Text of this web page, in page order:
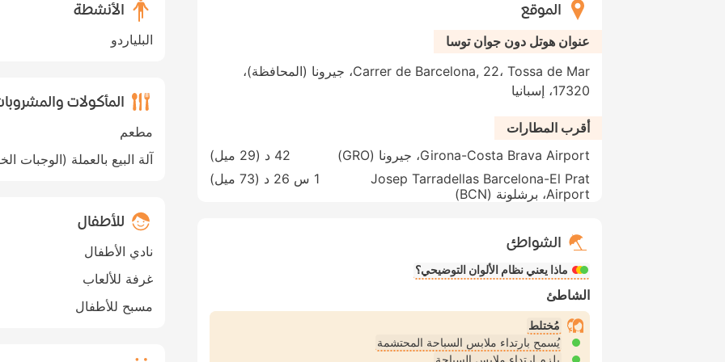
الموقع
عنوان هوتل دون جوان توسا
Carrer de Barcelona, 22، Tossa de Mar، جيرونا (المحافظة)،
17320، إسبانيا
أقرب المطارات
Girona-Costa Brava Airport، جيرونا (GRO)
42 د ( 29 ميل
)
Josep Tarradellas Barcelona-El Prat
Airport، برشلونة (BCN)
1 س 26 د ( 73 ميل )
الشواطئ
ماذا يعني نظام الألوان التوضيحي؟
الشاطئ
مُختلط
يُسمح بارتداء ملابس السباحة المحتشمة
يلزم ارتداء ملابس السباحة
الأنشطة
البلياردو
المأكولات
مطعم
آلة البيع بالعملة (الوجبات
للأطفال
نادي الأطفال
غرفة للألعاب
مسبح للأطفال